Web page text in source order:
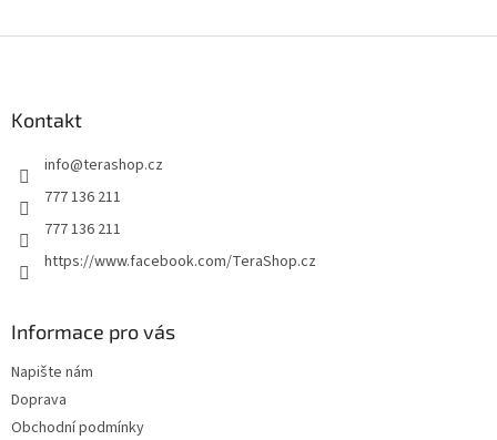
Kontakt
info@terashop.cz
777 136 211
777 136 211
https://www.facebook.com/TeraShop.cz
Informace pro vás
Napište nám
Doprava
Obchodní podmínky